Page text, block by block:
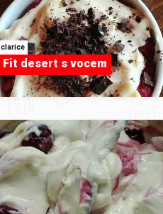
clarice
Fit desert s vocem